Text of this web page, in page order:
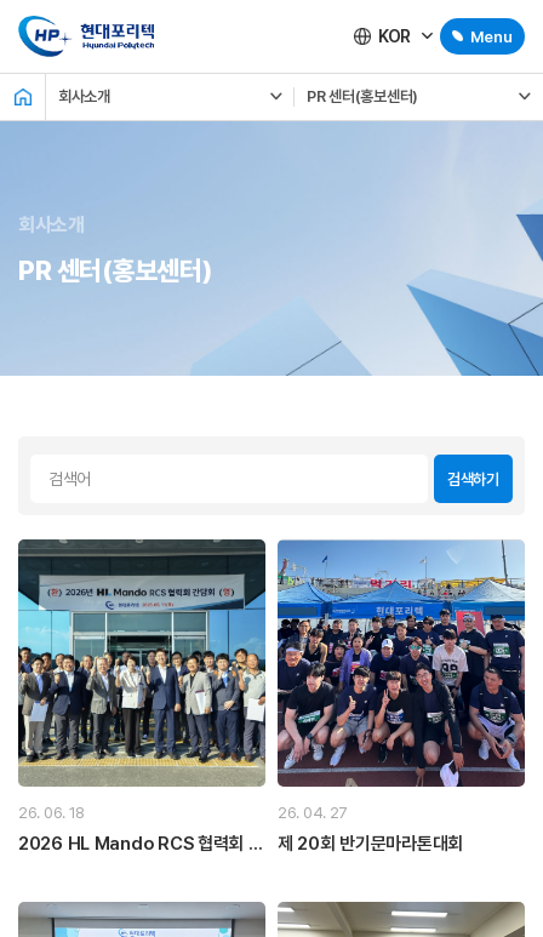
KOR Menu
회사소개 PR 센터(홍보센터)
회사소개
PR 센터(홍보센터)
검색하기
26. 06. 18
2026 HL Mando RCS 협력회 간
26. 04. 27
제 20회 반기문마라톤대회